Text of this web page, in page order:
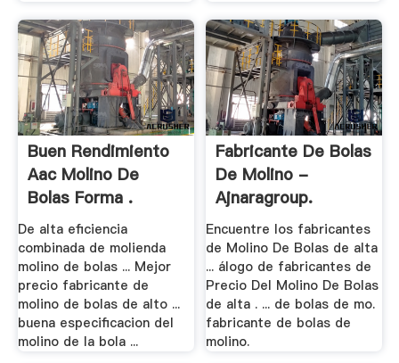
Buen Rendimiento
Aac Molino De
Bolas Forma .
De alta eficiencia
combinada de molienda
molino de bolas ... Mejor
precio fabricante de
molino de bolas de alto ...
buena especificacion del
molino de la bola ...
Fabricante De Bolas
De Molino -
Ajnaragroup.
Encuentre los fabricantes
de Molino De Bolas de alta
... álogo de fabricantes de
Precio Del Molino De Bolas
de alta . ... de bolas de mo.
fabricante de bolas de
molino.